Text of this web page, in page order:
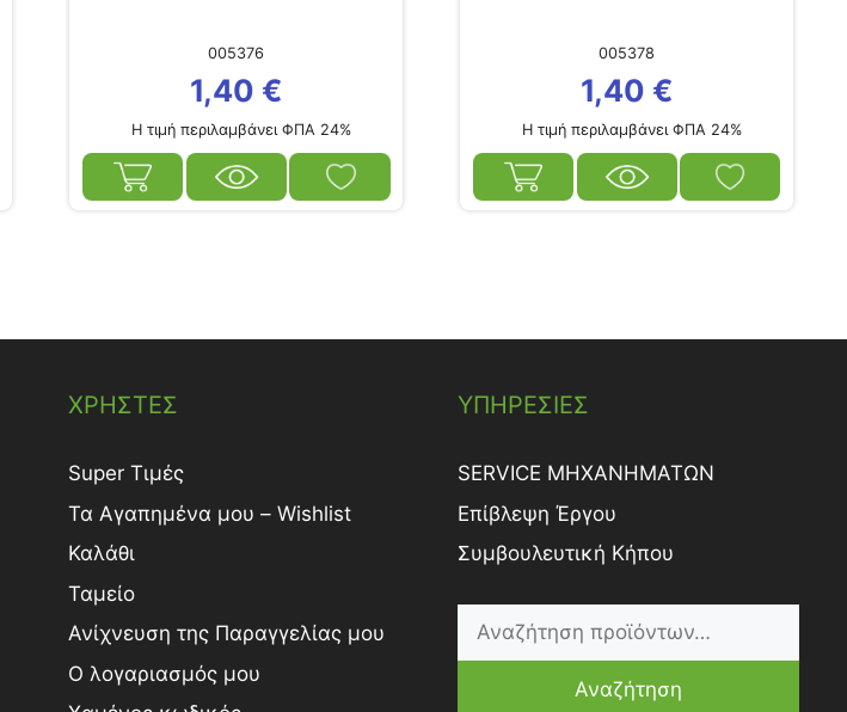
005376
1,40 €
Η τιμή περιλαμβάνει ΦΠΑ 24%
005378
1,40 €
Η τιμή περιλαμβάνει ΦΠΑ 24%
ΧΡΗΣΤΕΣ
Super Τιμές
Τα Αγαπημένα μου – Wishlist
Καλάθι
Ταμείο
Ανίχνευση της Παραγγελίας μου
Ο λογαριασμός μου
ΥΠΗΡΕΣΙΕΣ
SERVICE ΜΗΧΑΝΗΜΑΤΩΝ
Επίβλεψη Έργου
Συμβουλευτική Κήπου
Αναζήτηση